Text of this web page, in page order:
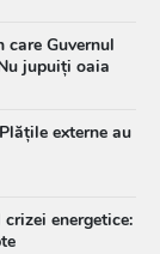
care Guvernul
jupuiți oaia
externe au
energetice: